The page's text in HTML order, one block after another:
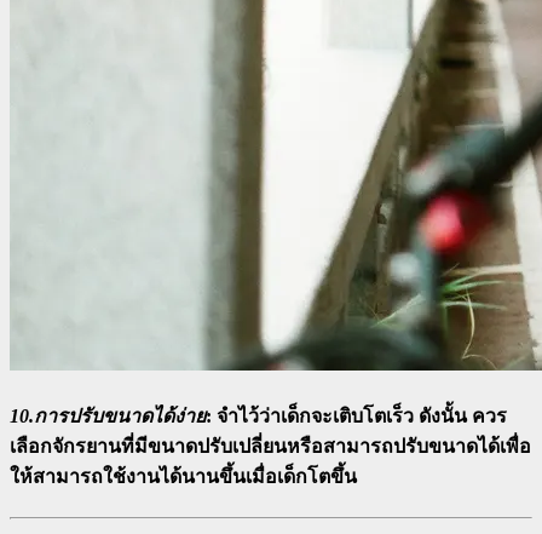
10.การปรับขนาดได้ง่าย: จำไว้ว่าเด็กจะเติบโตเร็ว ดังนั้น ควร
เลือกจักรยานที่มีขนาดปรับเปลี่ยนหรือสามารถปรับขนาดได้เพื่อ
ให้สามารถใช้งานได้นานขึ้นเมื่อเด็กโตขึ้น